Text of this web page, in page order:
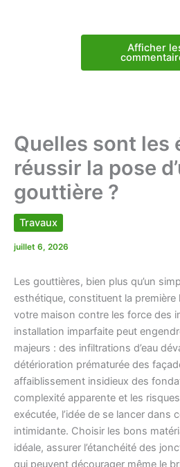
Afficher
Quelles sont les
réussir la pose
gouttière ?
Travaux
juillet 6, 2026
Les gouttières, bien plus qu’un
esthétique, constituent la première
votre maison contre les force des
installation imparfaite peut
majeurs : des infiltrations d’eau
détérioration prématurée des
affaiblissement insidieux des
complexité apparente et les
exécutée, l’idée de se lancer dans
intimidante. Choisir les bons
idéale, assurer l’étanchéité des
qui peuvent décourager même le